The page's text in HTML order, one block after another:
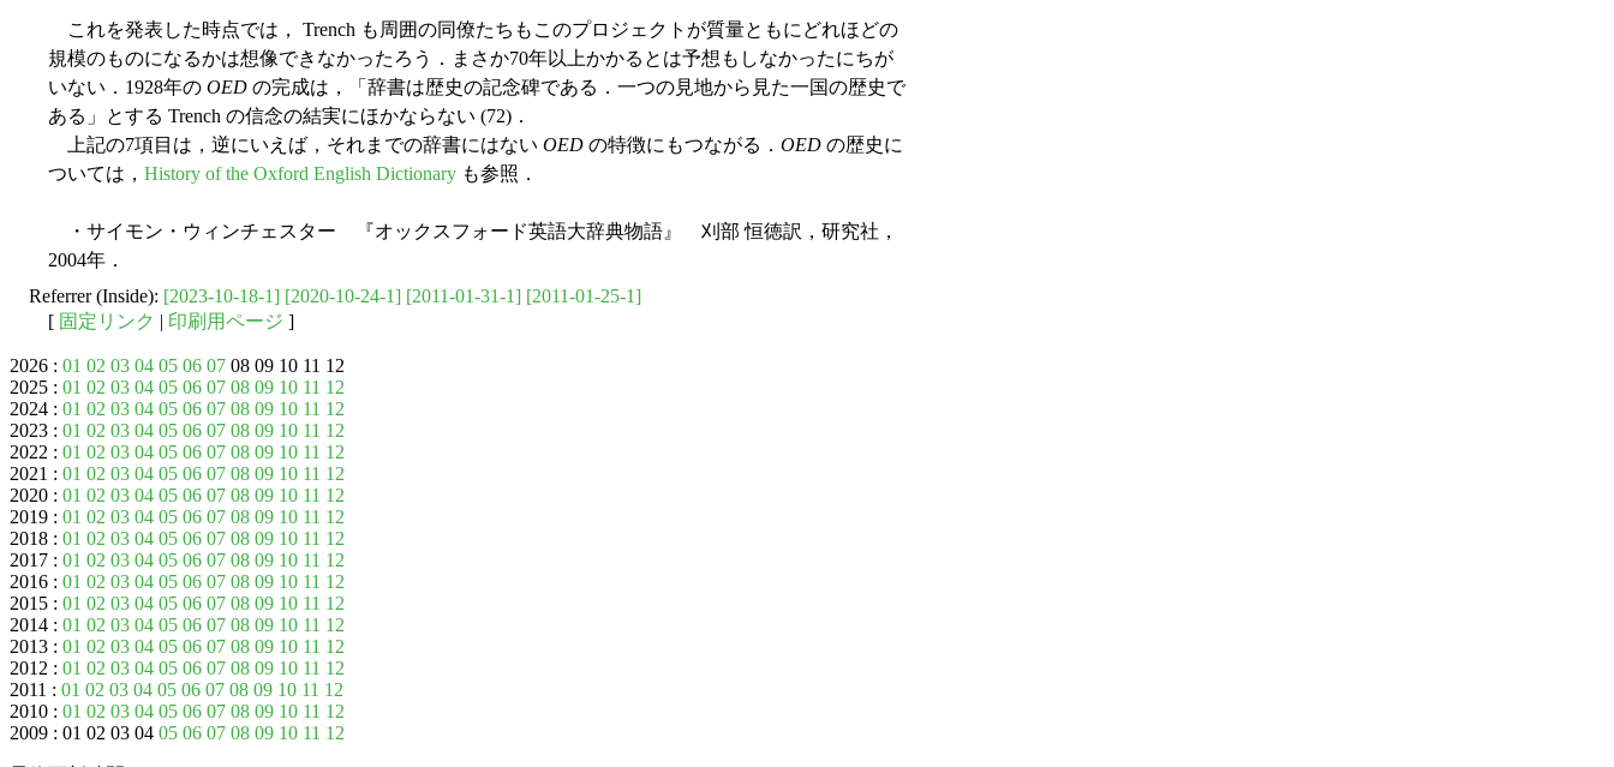
これを発表した時点では， Trench も周囲の同僚たちもこのプロジェクトが質量ともにどれほどの
規模のものになるかは想像できなかったろう．まさか70年以上かかるとは予想もしなかったにちが
いない．1928年の OED の完成は，「辞書は歴史の記念碑である．一つの見地から見た一国の歴史で
ある」とする Trench の信念の結実にほかならない (72)．
上記の7項目は，逆にいえば，それまでの辞書にはない OED の特徴にもつながる． OED の歴史に
ついては， History of the Oxford English Dictionary も参照．
・サイモン・ウィンチェスター 『オックスフォード英語大辞典物語』 刈部 恒徳訳，研究社，
2004年．
Referrer (Inside): [2023-10-18-1] [2020-10-24-1] [2011-01-31-1] [2011-01-25-1]
[ 固定リンク | 印刷用ページ ]
2026 : 01 02 03 04 05 06 07 08 09 10 11 12
2025 : 01 02 03 04 05 06 07 08 09 10 11 12
2024 : 01 02 03 04 05 06 07 08 09 10 11 12
2023 : 01 02 03 04 05 06 07 08 09 10 11 12
2022 : 01 02 03 04 05 06 07 08 09 10 11 12
2021 : 01 02 03 04 05 06 07 08 09 10 11 12
2020 : 01 02 03 04 05 06 07 08 09 10 11 12
2019 : 01 02 03 04 05 06 07 08 09 10 11 12
2018 : 01 02 03 04 05 06 07 08 09 10 11 12
2017 : 01 02 03 04 05 06 07 08 09 10 11 12
2016 : 01 02 03 04 05 06 07 08 09 10 11 12
2015 : 01 02 03 04 05 06 07 08 09 10 11 12
2014 : 01 02 03 04 05 06 07 08 09 10 11 12
2013 : 01 02 03 04 05 06 07 08 09 10 11 12
2012 : 01 02 03 04 05 06 07 08 09 10 11 12
2011 : 01 02 03 04 05 06 07 08 09 10 11 12
2010 : 01 02 03 04 05 06 07 08 09 10 11 12
2009 : 01 02 03 04 05 06 07 08 09 10 11 12